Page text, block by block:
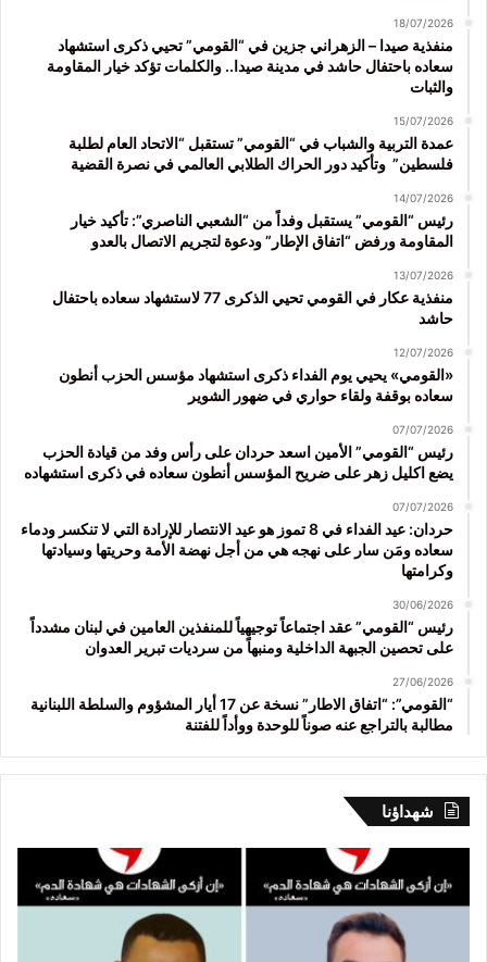
18/07/2026
منفذية صيدا – الزهراني جزين في “القومي” تحيي ذكرى استشهاد
سعاده باحتفال حاشد في مدينة صيدا.. والكلمات تؤكد خيار المقاومة
والثبات
15/07/2026
عمدة التربية والشباب في “القومي” تستقبل “الاتحاد العام لطلبة
فلسطين” وتأكيد دور الحراك الطلابي العالمي في نصرة القضية
14/07/2026
رئيس “القومي” يستقبل وفداً من “الشعبي الناصري”: تأكيد خيار
المقاومة ورفض “اتفاق الإطار” ودعوة لتجريم الاتصال بالعدو
13/07/2026
منفذية عكار في القومي تحيي الذكرى 77 لاستشهاد سعاده باحتفال
حاشد
12/07/2026
«القومي» يحيي يوم الفداء ذكرى استشهاد مؤسس الحزب أنطون
سعاده بوقفة ولقاء حواري في ضهور الشوير
07/07/2026
رئيس “القومي” الأمين اسعد حردان على رأس وفد من قيادة الحزب
يضع اكليل زهر على ضريح المؤسس أنطون سعاده في ذكرى استشهاده
07/07/2026
حردان: عيد الفداء في 8 تموز هو عيد الانتصار للإرادة التي لا تنكسر ودماء
سعاده ومَن سار على نهجه هي من أجل نهضة الأمة وحريتها وسيادتها
وكرامتها
30/06/2026
رئيس “القومي” عقد اجتماعاً توجيهياً للمنفذين العامين في لبنان مشدداً
على تحصين الجبهة الداخلية ومنبهاً من سرديات تبرير العدوان
27/06/2026
“القومي”: “اتفاق الاطار” نسخة عن 17 أيار المشؤوم والسلطة اللبنانية
مطالبة بالتراجع عنه صوناً للوحدة ووأداً للفتنة
شهداؤنا